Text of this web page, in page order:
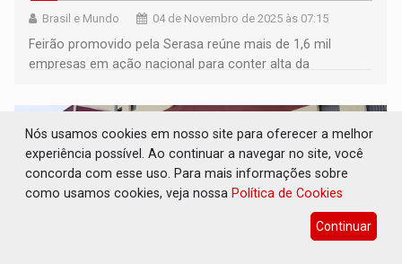
Brasil e Mundo 04 de Novembro de 2025 às 07:15
Feirão promovido pela Serasa reúne mais de 1,6 mil
empresas em ação nacional para conter alta da
Nós usamos cookies em nosso site para oferecer a melhor
experiência possível. Ao continuar a navegar no site, você
concorda com esse uso. Para mais informações sobre
como usamos cookies, veja nossa Política de Cookies
Continuar